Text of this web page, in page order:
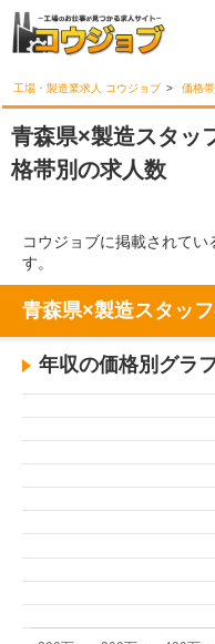
工場・製造業求人 コウジョブ 価格
青森県×製造スタッ
格帯別の求人数
コウジョブに掲載されて
す。
青森県×製造スタッ
年収の価格別グラ